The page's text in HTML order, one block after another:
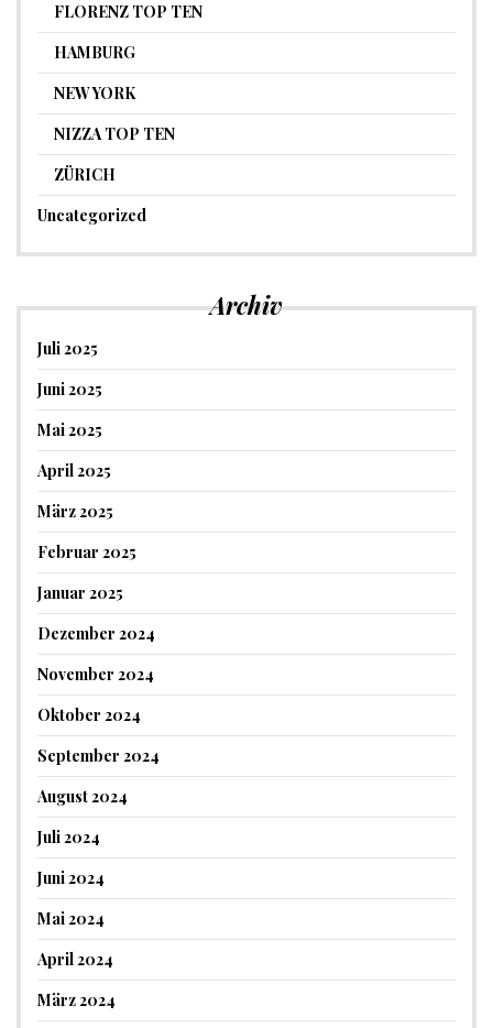
FLORENZ TOP TEN
HAMBURG
NEW YORK
NIZZA TOP TEN
ZÜRICH
Uncategorized
Archiv
Juli 2025
Juni 2025
Mai 2025
April 2025
März 2025
Februar 2025
Januar 2025
Dezember 2024
November 2024
Oktober 2024
September 2024
August 2024
Juli 2024
Juni 2024
Mai 2024
April 2024
März 2024